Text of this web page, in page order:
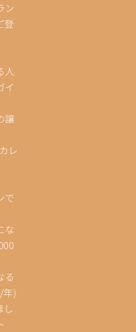
ン
登
人
イ
譲
レ
で
な
る
年)
し